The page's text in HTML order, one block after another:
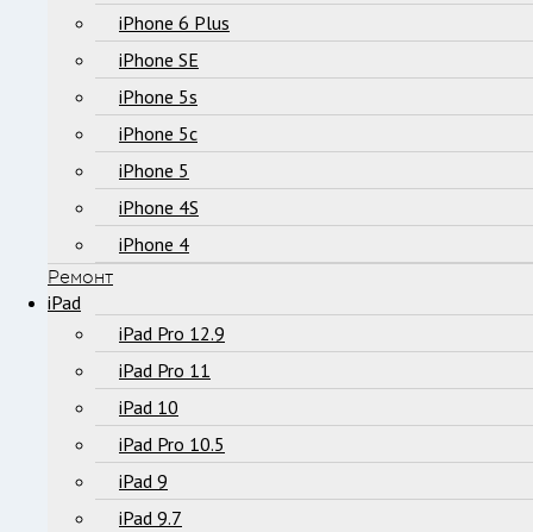
iPhone 6 Plus
iPhone SE
iPhone 5s
iPhone 5c
iPhone 5
iPhone 4S
iPhone 4
Ремонт
iPad
iPad Pro 12.9
iPad Pro 11
iPad 10
iPad Pro 10.5
iPad 9
iPad 9.7